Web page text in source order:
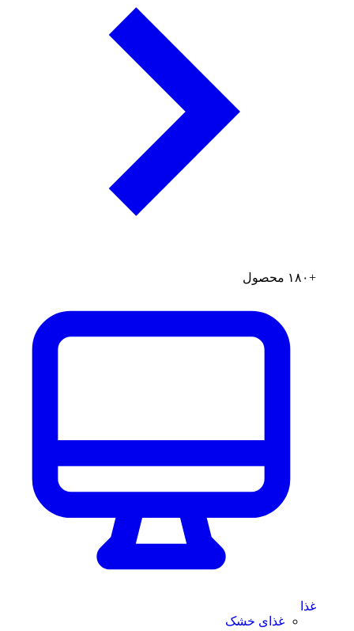
+۱۸۰ محصول
غذا
غذای خشک